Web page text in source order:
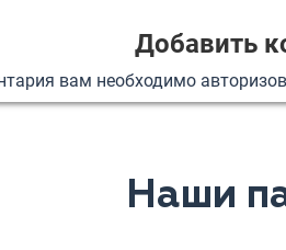
Добавить
вам необходимо
Наши